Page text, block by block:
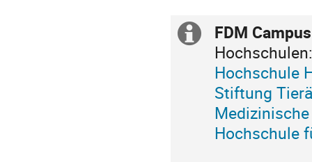
Extra
information
FDM
Hochschule
Stiftung
Hochschule